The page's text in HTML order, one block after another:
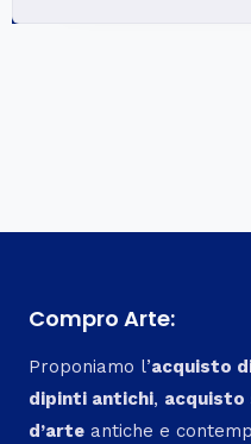
Compro Arte:
Proponiamo l’acquisto
dipinti antichi, acquisto
d’arte antiche e